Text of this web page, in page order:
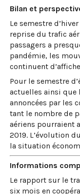
Bilan et
Le semestre
reprise du trafic
passagers a
pandémie, les
continuent
Pour le semestre
actuelles ainsi que
annoncées par les
tant le nombre de
aériens pourraient
2019. L’évolution
la situation
Informations
Le rapport sur le
six mois en